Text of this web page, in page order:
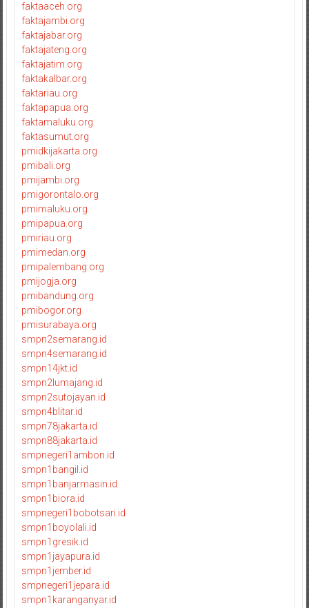
faktaaceh.org
faktajambi.org
faktajabar.org
faktajateng.org
faktajatim.org
faktakalbar.org
faktariau.org
faktapapua.org
faktamaluku.org
faktasumut.org
pmidkijakarta.org
pmibali.org
pmijambi.org
pmigorontalo.org
pmimaluku.org
pmipapua.org
pmiriau.org
pmimedan.org
pmipalembang.org
pmijogja.org
pmibandung.org
pmibogor.org
pmisurabaya.org
smpn2semarang.id
smpn4semarang.id
smpn14jkt.id
smpn2lumajang.id
smpn2sutojayan.id
smpn4blitar.id
smpn78jakarta.id
smpn88jakarta.id
smpnegeri1ambon.id
smpn1bangil.id
smpn1banjarmasin.id
smpn1biora.id
smpnegeri1bobotsari.id
smpn1boyolali.id
smpn1gresik.id
smpn1jayapura.id
smpn1jember.id
smpnegeri1jepara.id
smpn1karanganyar.id